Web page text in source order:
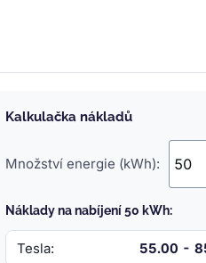
Kalkulačka nákladů
Množství energie (kWh):
Náklady na nabíjení 50 kWh:
Tesla: 55.00 -